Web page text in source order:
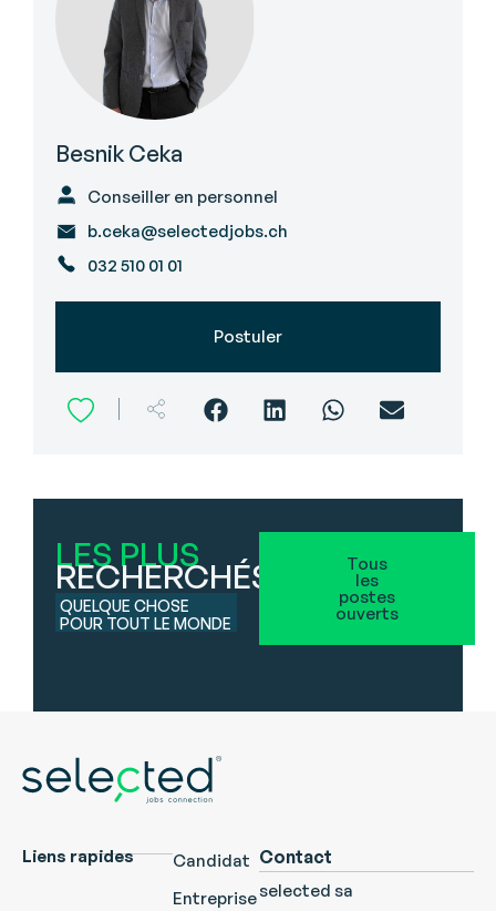
Besnik Ceka
Conseiller en personnel
b.ceka@selectedjobs.ch
032 510 01 01
Postuler
LES PLUS
RECHERCHÉS
QUELQUE CHOSE
POUR TOUT LE MONDE
Tous
les
postes
ouverts
Liens rapides
Candidat
Entreprise
Contact
selected sa